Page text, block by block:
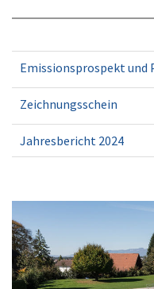
Emissionsprospekt und
Zeichnungsschein
Jahresbericht 2024